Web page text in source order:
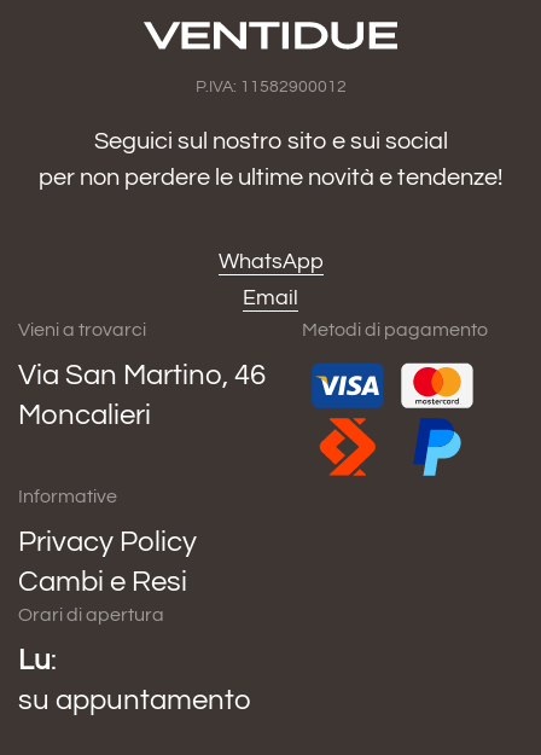
P.IVA: 11582900012
Seguici sul nostro sito e sui social
per non perdere le ultime novità e tendenze!
WhatsApp
Email
Vieni a trovarci
Via San Martino, 46
Moncalieri
Metodi di pagamento
Informative
Privacy Policy
Cambi e Resi
Orari di apertura
Lu:
su appuntamento